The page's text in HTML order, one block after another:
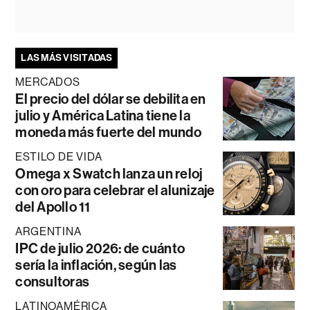
LAS MÁS VISITADAS
MERCADOS
El precio del dólar se debilita en
julio y América Latina tiene la
moneda más fuerte del mundo
ESTILO DE VIDA
Omega x Swatch lanza un reloj
con oro para celebrar el alunizaje
del Apollo 11
ARGENTINA
IPC de julio 2026: de cuánto
sería la inflación, según las
consultoras
LATINOAMÉRICA